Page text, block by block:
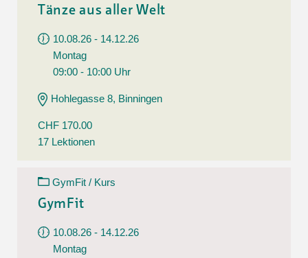
Tänze aus aller Welt
10.08.26 - 14.12.26
Montag
09:00 - 10:00 Uhr
Hohlegasse 8, Binningen
CHF 170.00
17 Lektionen
GymFit / Kurs
GymFit
10.08.26 - 14.12.26
Montag